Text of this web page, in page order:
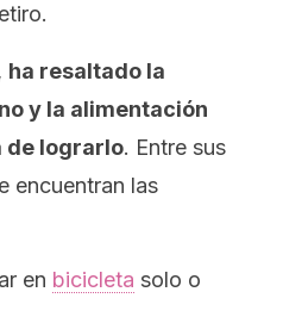
ha resaltado la
y la alimentación
de lograrlo. Entre sus
encuentran las
en bicicleta solo o